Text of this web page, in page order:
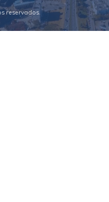
reservados.